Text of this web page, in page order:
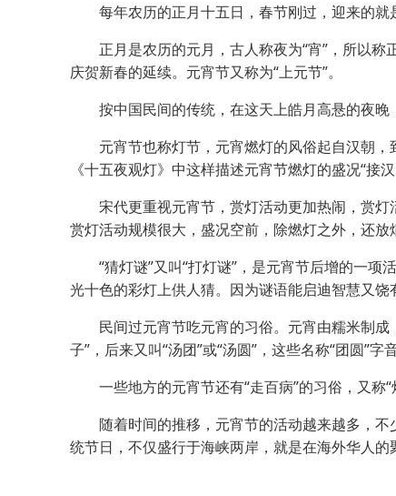
每年农历的正月十五日，春节刚过，迎来的就
正月是农历的元月，古人称夜为“宵”，所以称
庆贺新春的延续。元宵节又称为“上元节”。
按中国民间的传统，在这天上皓月高悬的夜晚
元宵节也称灯节，元宵燃灯的风俗起自汉朝，
《十五夜观灯》中这样描述元宵节燃灯的盛况“接
宋代更重视元宵节，赏灯活动更加热闹，赏灯
赏灯活动规模很大，盛况空前，除燃灯之外，还放
“猜灯谜”又叫“打灯谜”，是元宵节后增的一项
光十色的彩灯上供人猜。因为谜语能启迪智慧又饶
民间过元宵节吃元宵的习俗。元宵由糯米制成
子”，后来又叫“汤团”或“汤圆”，这些名称“团圆”
一些地方的元宵节还有“走百病”的习俗，又称“
随着时间的推移，元宵节的活动越来越多，不
统节日，不仅盛行于海峡两岸，就是在海外华人的